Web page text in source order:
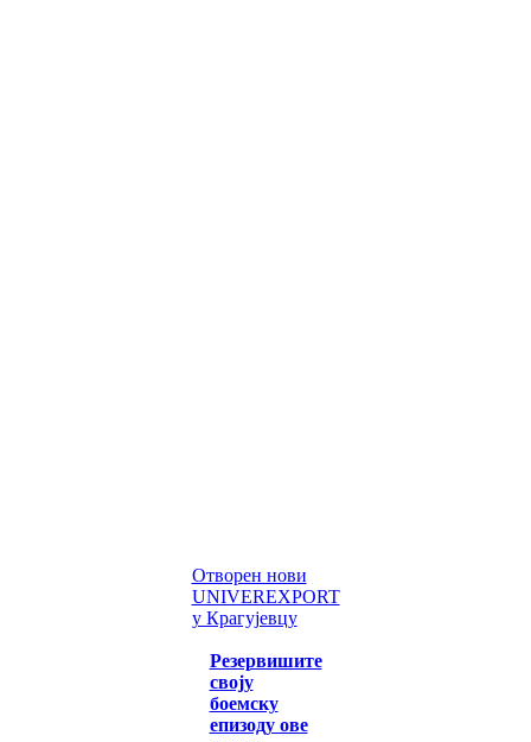
Отворен нови
UNIVEREXPORT
у Крагујевцу
Резервишите
своју
боемску
епизоду ове